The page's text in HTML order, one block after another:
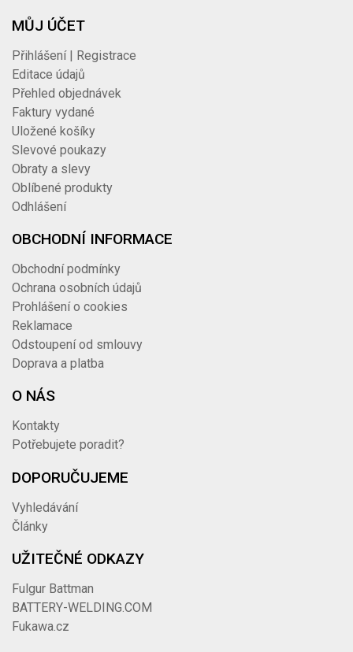
MŮJ ÚČET
Přihlášení | Registrace
Editace údajů
Přehled objednávek
Faktury vydané
Uložené košíky
Slevové poukazy
Obraty a slevy
Oblíbené produkty
Odhlášení
OBCHODNÍ INFORMACE
Obchodní podmínky
Ochrana osobních údajů
Prohlášení o cookies
Reklamace
Odstoupení od smlouvy
Doprava a platba
O NÁS
Kontakty
Potřebujete poradit?
DOPORUČUJEME
Vyhledávání
Články
UŽITEČNÉ ODKAZY
Fulgur Battman
BATTERY-WELDING.COM
Fukawa.cz